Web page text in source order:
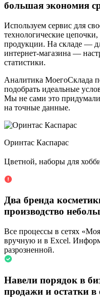
большая экономия
Используем сервис для
технологические
продукции. На складе —
интернет-магазина —
статистики.
Аналитика МоегоСклада
подобрать идеальные
Мы не сами это
на точные данные.
Оринтас Каспарас
Цветной, наборы для
Два бренда
производство
Все процессы в сетях
вручную и в Excel.
разрозненной.
Навели порядок в
продажи и остатки в